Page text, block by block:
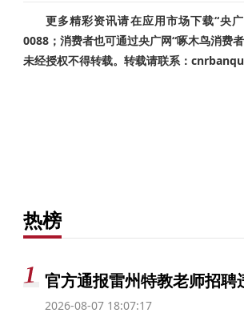
更多精彩资讯请在应用市场下载“央
0088；消费者也可通过央广网“啄木鸟消费
未经授权不得转载。转载请联系：
热榜
官方通报雷州特教老师招聘
2026-08-07 18:07:17